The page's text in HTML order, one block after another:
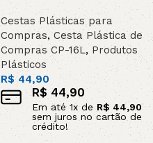
Cestas Plásticas para
Compras,Cesta Plástica de
Compras CP-16L, Produtos
Plásticos
R$44,90
R$ 44,90
Em até 1x deR$ 44,90
sem juros no cartão de
crédito!